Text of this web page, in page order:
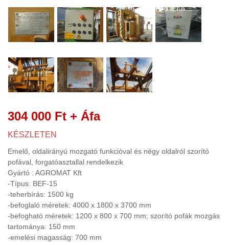
FÉMDETEKTOR (2)
FÉMGŐZÖLÉS PVD TECHNOLÓGIA (3)
FORGÁCS KIHORDÓ, FORGÁCS
CENTRIFUGA LEVÁLASZTÓ
ELLENÁLLÁS
FRÖCCSÖNTŐ BERENDEZÉS
GALVANIZÁLÁS
GÉPÉPÍTÉS
GŐZFEJLESZTŐ,GŐZKAZÁN
GYÓGYSZERIPAR
304 000 Ft + Áfa
KÉSZLETEN
Emelő, oldalirányú mozgató funkcióval és négy oldalról szorító
pofával, forgatóasztallal rendelkezik
Gyártó : AGROMAT Kft
-Típus: BEF-15
-teherbírás: 1500 kg
-befoglaló méretek: 4000 x 1800 x 3700 mm
-befogható méretek: 1200 x 800 x 700 mm; szorító pofák mozgás
tartománya: 150 mm
-emelési magasság: 700 mm